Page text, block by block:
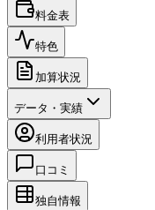
料金表
特色
加算状況
データ・実績
利用者状況
口コミ
独自情報